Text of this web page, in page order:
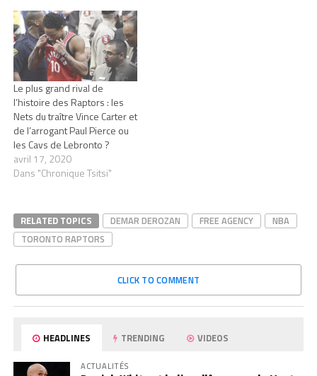
matchs clés. Depuis
quelques saisons
maintenant c'est la même
histoire. Les Raptors
progressent chaque année
pour ensuite…
Le plus grand rival de
l’histoire des Raptors : les
Nets du traître Vince Carter et
de l’arrogant Paul Pierce ou
les Cavs de Lebronto ?
avril 17, 2020
Dans "Chronique Tsitsi"
RELATED TOPICS DEMAR DEROZAN FREE AGENCY
NBA
TORONTO RAPTORS
CLICK TO COMMENT
HEADLINES TRENDING VIDEOS
ACTUALITÉS